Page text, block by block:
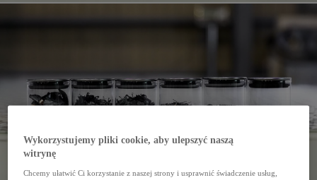
Wykorzystujemy pliki cookie, aby ulepszyć naszą
witrynę
Chcemy ułatwić Ci korzystanie z naszej strony i usprawnić świadczenie usług,